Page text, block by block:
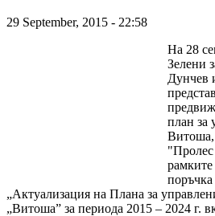
29 September, 2015 - 22:58
На 28
Зелени
Дунчев
план за
Витоша,
„Актуализация на Плана за
„Витоша” за периода 2015 – 2024 г.